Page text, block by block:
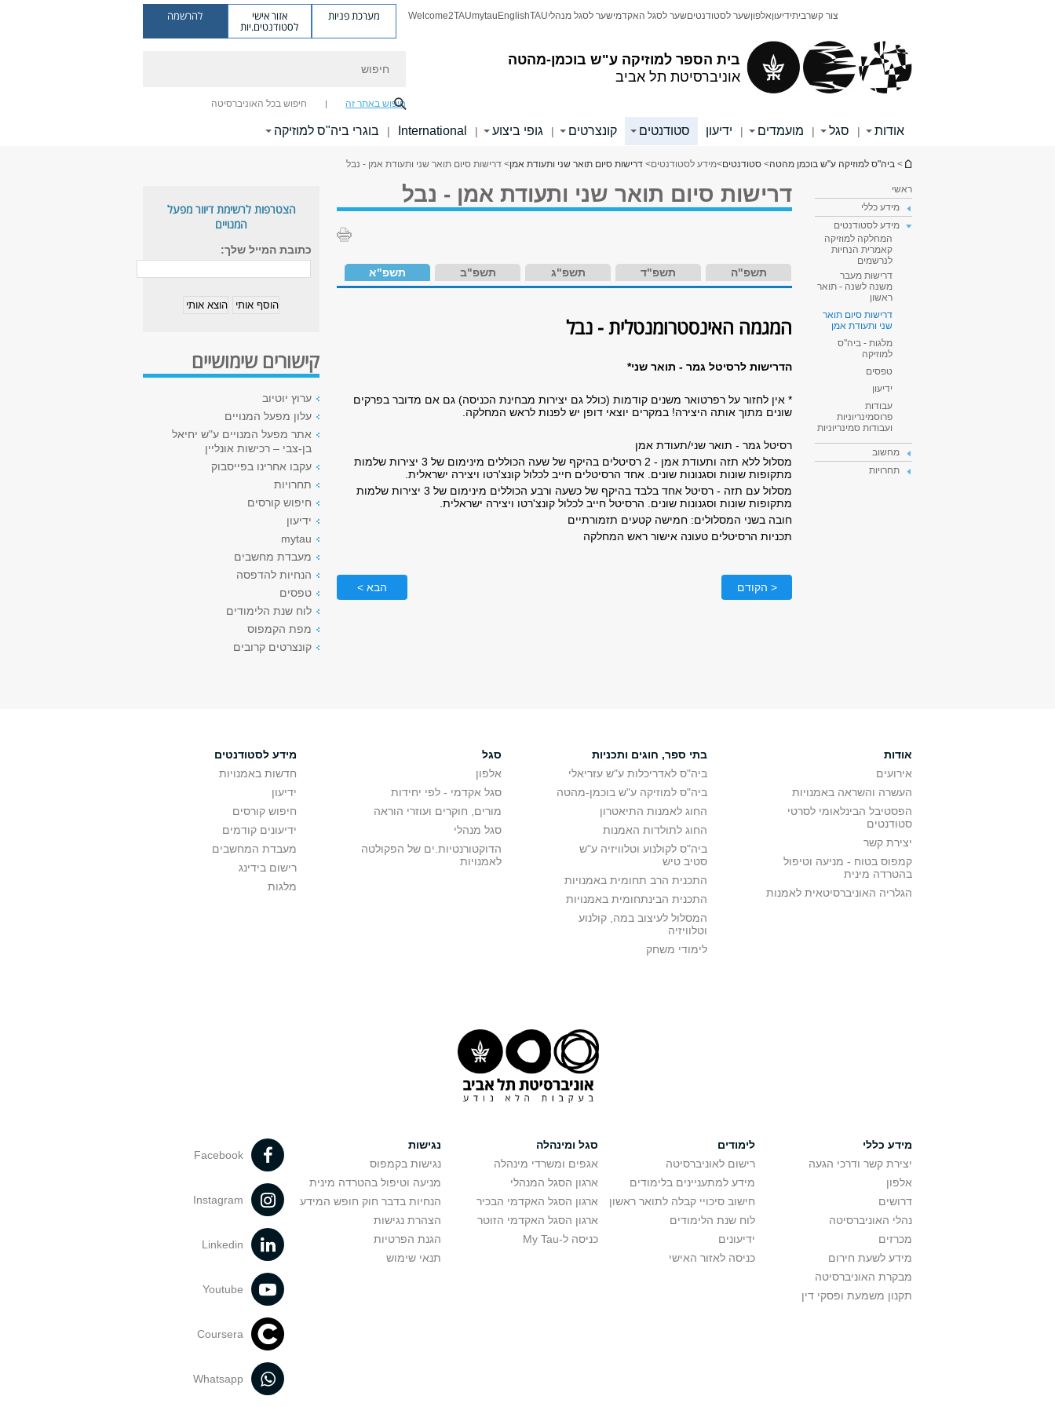
בית הספר למוזיקה ע"ש בוכמן-מהטה
אוניברסיטת תל אביב
צור קשרביתידיעוןאלפוןשער לסטודנטיםשער לסגל האקדמישער לסגל מנהליTAU
English
mytau
Welcome2TAU מערכת פניות אזור אישי
לסטודנטים.יות
להרשמה
חיפוש באתר זה חיפוש בכל האוניברסיטה
אודות | סגל | מועמדים | ידיעון סטודנטים קונצרטים | גופי ביצוע |
International
| בוגרי ביה"ס למוזיקה
הינך נמצא כאן
> ביה"ס למוזיקה ע"ש בוכמן מהטה> סטודנטים>מידע לסטודנטים> דרישות סיום תואר שני ותעודת אמן> דרישות סיום תואר שני ותעודת אמן - נבל
ראשי
מידע כללי
מידע לסטודנטים
המחלקה למוזיקה
קאמרית הנחיות
לנרשמים
דרישות מעבר
משנה לשנה - תואר
ראשון
דרישות סיום תואר
שני ותעודת אמן
מלגות - ביה"ס
למוזיקה
טפסים
ידיעון
עבודות
פרוסמינריוניות
ועבודות סמינריוניות
מחשוב
תחרויות
דרישות סיום תואר שני ותעודת אמן - נבל
תשפ"ה תשפ"ד תשפ"ג תשפ"ב תשפ"א
המגמה האינסטרומנטלית - נבל
הדרישות לרסיטל גמר - תואר שני*
* אין לחזור על רפרטואר משנים קודמות (כולל גם יצירות מבחינת הכניסה) גם אם מדובר בפרקים
שונים מתוך אותה היצירה! במקרים יוצאי דופן יש לפנות לראש המחלקה.
רסיטל גמר - תואר שני/תעודת אמן
מסלול ללא תזה ותעודת אמן - 2 רסיטלים בהיקף של שעה הכוללים מינימום של 3 יצירות שלמות
מתקופות שונות וסגנונות שונים. אחד הרסיטלים חייב לכלול קונצ'רטו ויצירה ישראלית.
מסלול עם תזה - רסיטל אחד בלבד בהיקף של כשעה ורבע הכוללים מינימום של 3 יצירות שלמות
מתקופות שונות וסגנונות שונים. הרסיטל חייב לכלול קונצ'רטו ויצירה ישראלית.
חובה בשני המסלולים: חמישה קטעים תזמורתיים
תכניות הרסיטלים טעונה אישור ראש המחלקה
< הקודם הבא >
הצטרפות לרשימת דיוור מפעל
המנויים
כתובת המייל שלך:
קישורים שימושיים
ערוץ יוטיוב
עלון מפעל המנויים
אתר מפעל המנויים ע"ש יחיאל
בן-צבי – רכישות אונליין
עקבו אחרינו בפייסבוק
תחרויות
חיפוש קורסים
ידיעון
mytau
מעבדת מחשבים
הנחיות להדפסה
טפסים
לוח שנת הלימודים
מפת הקמפוס
קונצרטים קרובים
אודות
אירועים
העשרה והשראה באמנויות
הפסטיבל הבינלאומי לסרטי
סטודנטים
יצירת קשר
קמפוס בטוח - מניעה וטיפול
בהטרדה מינית
הגלריה האוניברסיטאית לאמנות
בתי ספר, חוגים ותכניות
ביה"ס לאדריכלות ע"ש עזריאלי
ביה"ס למוזיקה ע"ש בוכמן-מהטה
החוג לאמנות התיאטרון
החוג לתולדות האמנות
ביה"ס לקולנוע וטלוויזיה ע"ש
סטיב טיש
התכנית הרב תחומית באמנויות
התכנית הבינתחומית באמנויות
המסלול לעיצוב במה, קולנוע
וטלוויזיה
לימודי משחק
סגל
אלפון
סגל אקדמי - לפי יחידות
מורים, חוקרים ועוזרי הוראה
סגל מנהלי
הדוקטורנטיות.ים של הפקולטה
לאמנויות
מידע לסטודנטים
חדשות באמנויות
ידיעון
חיפוש קורסים
ידיעונים קודמים
מעבדת המחשבים
רישום בידינג
מלגות
מידע כללי
יצירת קשר ודרכי הגעה
אלפון
דרושים
נהלי האוניברסיטה
מכרזים
מידע לשעת חירום
מבקרת האוניברסיטה
תקנון משמעת ופסקי דין
לימודים
רישום לאוניברסיטה
מידע למתעניינים בלימודים
חישוב סיכויי קבלה לתואר ראשון
לוח שנת הלימודים
ידיעונים
כניסה לאזור האישי
סגל ומינהלה
אגפים ומשרדי מינהלה
ארגון הסגל המנהלי
ארגון הסגל האקדמי הבכיר
ארגון הסגל האקדמי הזוטר
כניסה ל-My Tau
נגישות
נגישות בקמפוס
מניעה וטיפול בהטרדה מינית
הנחיות בדבר חוק חופש המידע
הצהרת נגישות
הגנת הפרטיות
תנאי שימוש
Facebook
Instagram
Linkedin
Youtube
Coursera
Whatsapp